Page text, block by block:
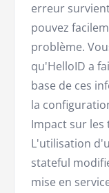
erreur
pouvez
problème.
qu'HelloID a
base de ces
la
Impact sur les
L'utilisation
stateful
mise en